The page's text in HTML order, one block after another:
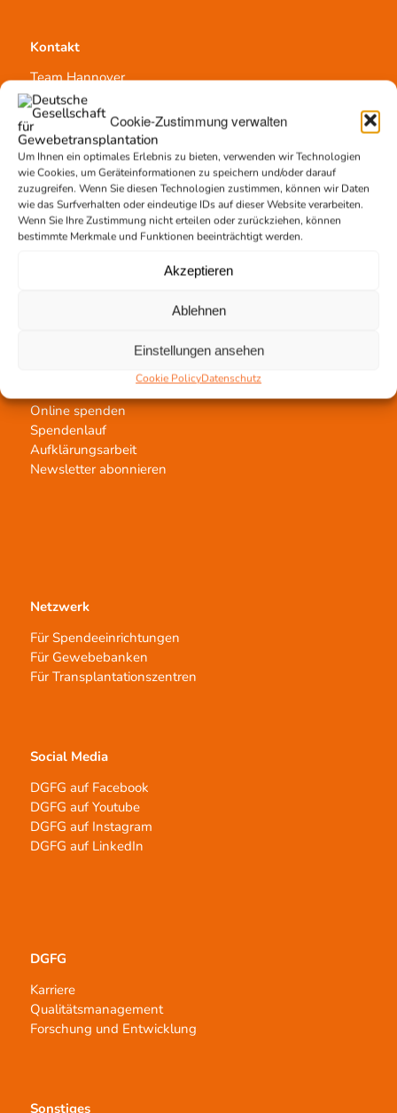
Cookie-Zustimmung verwalten
Um Ihnen ein optimales Erlebnis zu bieten, verwenden wir Technologien
wie Cookies, um Geräteinformationen zu speichern und/oder darauf
zuzugreifen. Wenn Sie diesen Technologien zustimmen, können wir Daten
wie das Surfverhalten oder eindeutige IDs auf dieser Website verarbeiten.
Wenn Sie Ihre Zustimmung nicht erteilen oder zurückziehen, können
bestimmte Merkmale und Funktionen beeinträchtigt werden.
Akzeptieren
Ablehnen
Einstellungen ansehen
Cookie PolicyDatenschutz
Kontakt
Team Hannover
Spendestandorte
Vermittlungsstelle
Gewebetransplantation
Transplantatvermittlung
Jetzt untertstützen!
Online spenden
Spendenlauf
Aufklärungsarbeit
Newsletter abonnieren
Netzwerk
Für Spendeeinrichtungen
Für Gewebebanken
Für Transplantationszentren
Social Media
DGFG auf Facebook
DGFG auf Youtube
DGFG auf Instagram
DGFG auf LinkedIn
DGFG
Karriere
Qualitätsmanagement
Forschung und Entwicklung
Sonstiges